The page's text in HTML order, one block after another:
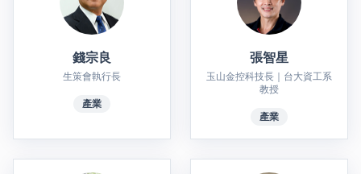
錢宗良
生策會執行長
產業
張智星
玉山金控科技長｜台大資工系
教授
產業